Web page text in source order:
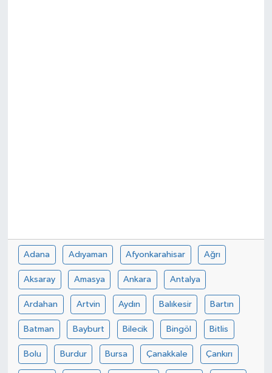
Adana Adıyaman Afyonkarahisar Ağrı
Aksaray Amasya Ankara Antalya
Ardahan Artvin Aydın Balıkesir Bartın
Batman Bayburt Bilecik Bingöl Bitlis
Bolu Burdur Bursa Çanakkale Çankırı